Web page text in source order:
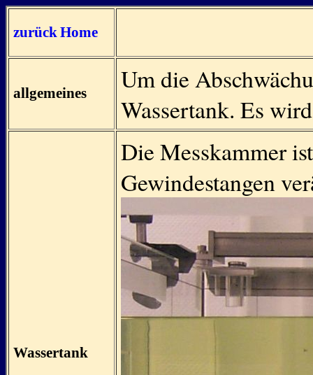
zurückHome
allgemeines
Um die
Wassertank. Es
Wassertank
Die Messkammer
Gewindestangen